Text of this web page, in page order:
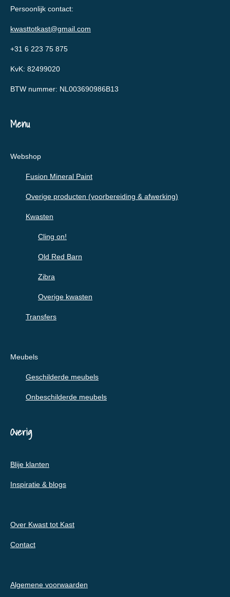
Persoonlijk contact:
kwasttotkast@gmail.com
+31 6 223 75 875
KvK: 82499020
BTW nummer: NL003690986B13
Menu
Webshop
Fusion Mineral Paint
Overige producten (voorbereiding & afwerking)
Kwasten
Cling on!
Old Red Barn
Zibra
Overige kwasten
Transfers
Meubels
Geschilderde meubels
Onbeschilderde meubels
Overig
Blije klanten
Inspiratie & blogs
Over Kwast tot Kast
Contact
Algemene voorwaarden